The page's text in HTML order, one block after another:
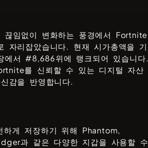
끊임없이 변화하는 풍경에서 Fortnite
자리잡았습니다. 현재 시가총액을 기
에서 #8,686위에 랭크되어 있습니다.
를 신뢰할 수 있는 디지털 자산
감을 반영합니다.
하게 저장하기 위해 Phantom,
과 같은 다양한 지갑을 사용할 수